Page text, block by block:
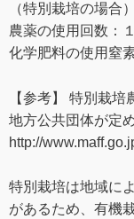
（特別栽培の場合）
農薬の使用回数：
化学肥料の使用窒
【参考】 特別栽
地方公共団体が定
http://
特別栽培は地域に
があるため、有機